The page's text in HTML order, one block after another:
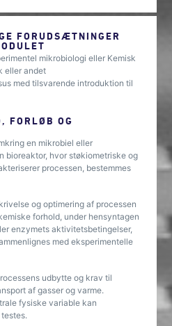
FORUDSÆTNINGER
mikrobiologi eller Kemisk
eller andet
med tilsvarende introduktion til
FORLØB OG
en mikrobiel eller
bioreaktor, hvor støkiometriske og
processen, bestemmes
og optimering af processen
forhold, under hensyntagen
enzymets aktivitetsbetingelser,
med eksperimentelle
udbytte og krav til
af gasser og varme.
fysiske variable kan